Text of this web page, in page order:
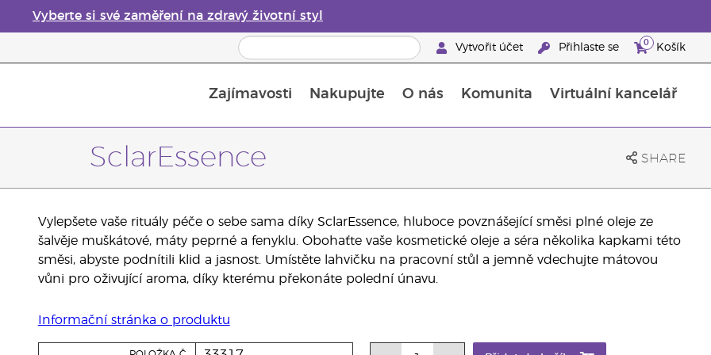
Vyberte si své zaměření na zdravý životní styl
Vytvořit účet Přihlaste se 0 Košík
Zajímavosti Nakupujte O nás Komunita Virtuální kancelář
SclarEssence SHARE
Vylepšete vaše rituály péče o sebe sama díky SclarEssence, hluboce povznášející směsi plné oleje ze
šalvěje muškátové, máty peprné a fenyklu. Obohaťte vaše kosmetické oleje a séra několika kapkami této
směsi, abyste podnítili klid a jasnost. Umístěte lahvičku na pracovní stůl a jemně vdechujte mátovou
vůni pro oživující aroma, díky kterému překonáte polední únavu.
Informační stránka o produktu